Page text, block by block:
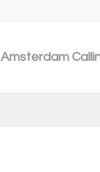
Amsterdam